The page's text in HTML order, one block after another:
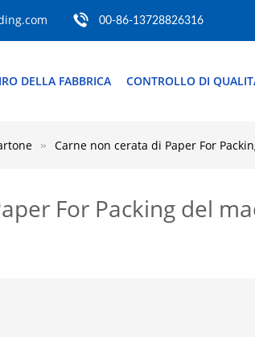
00-86-13728826316
DELLA FABBRICA CONTROLLO DI
Carne non cerata di Paper For
For Packing del